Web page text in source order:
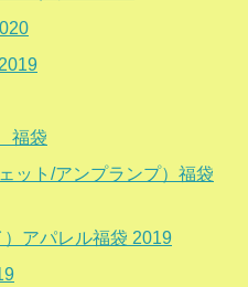
福袋
ット/アンプランプ）福袋
アパレル福袋 2019